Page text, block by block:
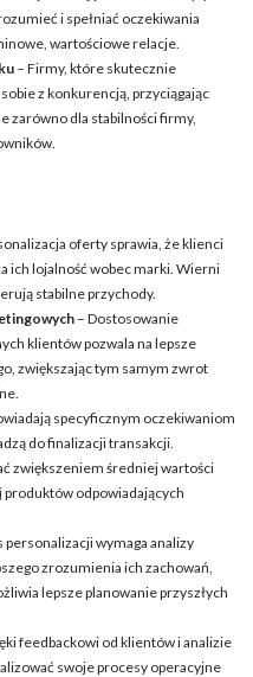
i spełniać oczekiwania
wartościowe relacje.
– Firmy, które skutecznie
z konkurencją, przyciągając
zarówno dla stabilności firmy,
oferty sprawia, że klienci
ich lojalność wobec marki. Wierni
stabilne przychody.
– Dostosowanie
klientów pozwala na lepsze
zwiększając tym samym zwrot
specyficznym oczekiwaniom
do finalizacji transakcji.
zwiększeniem średniej wartości
odpowiadających
personalizacji wymaga analizy
zrozumienia ich zachowań,
lepsze planowanie przyszłych
feedbackowi od klientów i analizie
swoje procesy operacyjne